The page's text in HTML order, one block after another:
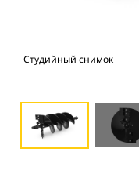
Студийный снимок